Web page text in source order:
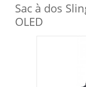
Sac à dos
OLED